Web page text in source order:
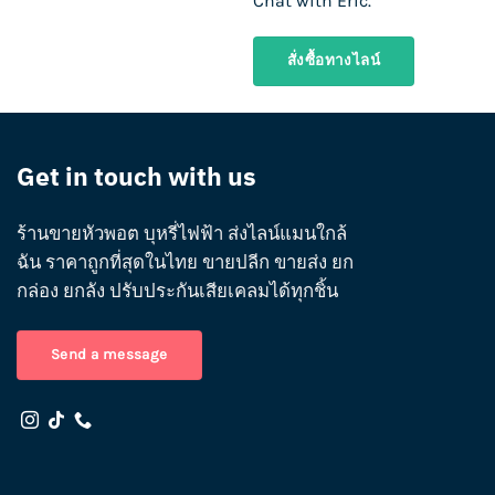
สั่งซื้อทางไลน์
Get in touch with us
ร้านขายหัวพอต บุหรี่ไฟฟ้า ส่งไลน์แมนใกล้
ฉัน ราคาถูกที่สุดในไทย ขายปลีก ขายส่ง ยก
กล่อง ยกลัง ปรับประกันเสียเคลมได้ทุกชิ้น
Send a message